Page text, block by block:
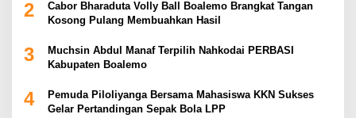
2
Cabor Bharaduta Volly Ball Boalemo Brangkat Tangan
Kosong Pulang Membuahkan Hasil
3
Muchsin Abdul Manaf Terpilih Nahkodai PERBASI
Kabupaten Boalemo
4
Pemuda Piloliyanga Bersama Mahasiswa KKN Sukses
Gelar Pertandingan Sepak Bola LPP